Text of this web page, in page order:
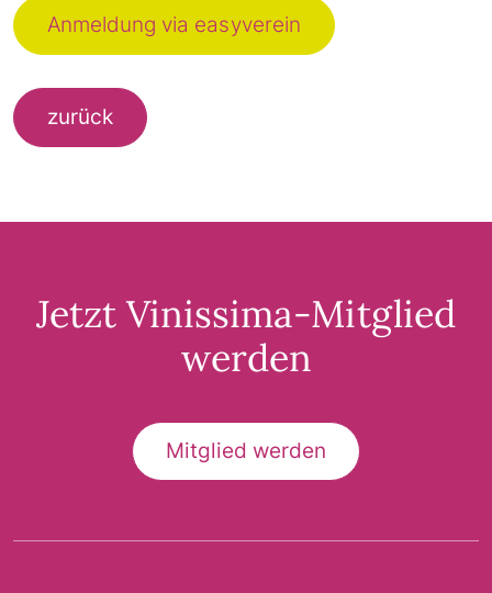
Anmeldung via easyverein
zurück
Jetzt Vinissima-Mitglied
werden
Mitglied werden